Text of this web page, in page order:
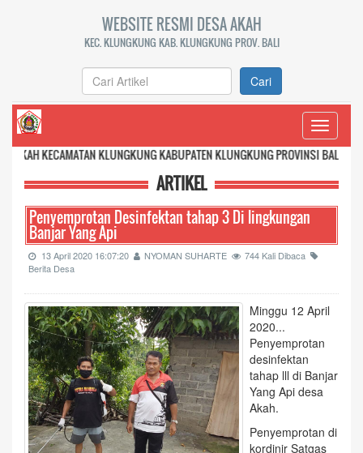
WEBSITE RESMI DESA AKAH
KEC. KLUNGKUNG KAB. KLUNGKUNG PROV. BALI
Cari
Toggle
KLUNGKUNG KABUPATEN KLUNGKUNG PROVINSI BALI
ARTIKEL
Penyemprotan Desinfektan tahap 3 Di lingkungan
Banjar Yang Api
13 April 2020 16:07:20 NYOMAN SUHARTE
744 Kali Dibaca
Berita Desa
Minggu 12 April
2020...
Penyemprotan
desinfektan
tahap lll di Banjar
Yang Api desa
Akah.
Penyemprotan di
kordinir Satgas